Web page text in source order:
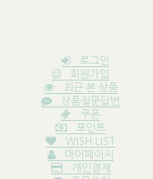
로그인
회원가입
최근 본 상품
상품질문답변
쿠폰
포인트
WISH LIST
마이페이지
개인결제